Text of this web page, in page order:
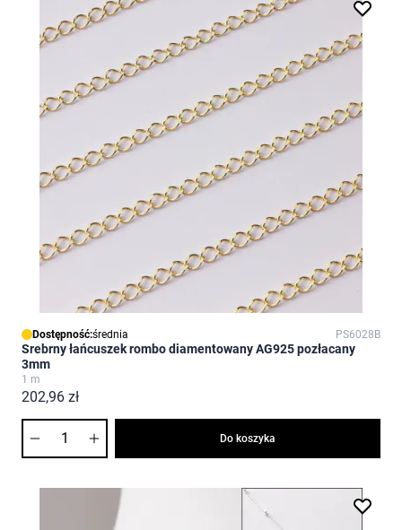
Dostępność:średnia PS6028B
Srebrny łańcuszek rombo diamentowany AG925 pozłacany
3mm
1 m
202,96 zł
Do koszyka